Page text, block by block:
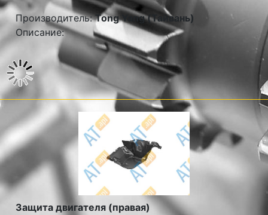
Производитель:Tong Yang (Тайвань)
Описание:
Защита двигателя (правая)